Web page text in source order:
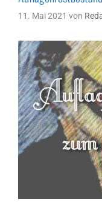
11. Mai 2021 von